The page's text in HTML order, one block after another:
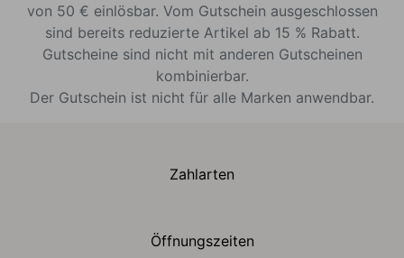
von 50 € einlösbar. Vom Gutschein ausgeschlossen
sind bereits reduzierte Artikel ab 15 % Rabatt.
Gutscheine sind nicht mit anderen Gutscheinen
kombinierbar.
Der Gutschein ist nicht für alle Marken anwendbar.
Zahlarten
Öffnungszeiten